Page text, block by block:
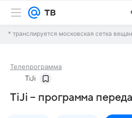
* транслируется московская сетка
Телепрограмма
TiJi
TiJi – программа